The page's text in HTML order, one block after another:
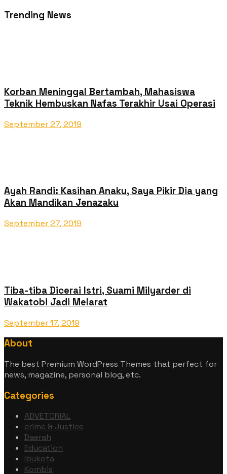
Trending News
Korban Meninggal Bertambah, Mahasiswa
Teknik Hembuskan Nafas Terakhir Usai Operasi
September 27, 2019
Ayah Randi: Kasihan Anaku, Saya Pikir Dia yang
Akan Mandikan Jenazaku
September 27, 2019
Tiba-tiba Dicerai Istri, Suami Milyarder di
Wakatobi Jadi Melarat
September 17, 2019
About
The best Premium WordPress Themes that perfect for
news, magazine, personal blog, etc.
Categories
ADVETORIAL
crime & Justice
Daerah
Education
Ibukota
Kombis